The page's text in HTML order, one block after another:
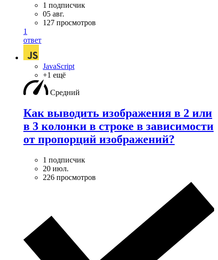
1 подписчик
05 авг.
127 просмотров
1
ответ
JavaScript
+1 ещё
Средний
Как выводить изображения в 2 или
в 3 колонки в строке в зависимости
от пропорций изображений?
1 подписчик
20 июл.
226 просмотров